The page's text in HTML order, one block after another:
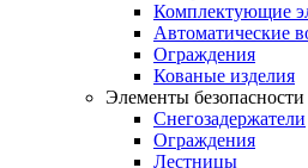
Комплектующие
Автоматические
Ограждения
Кованые изделия
Элементы
Снегозадержатели
Ограждения
Лестницы